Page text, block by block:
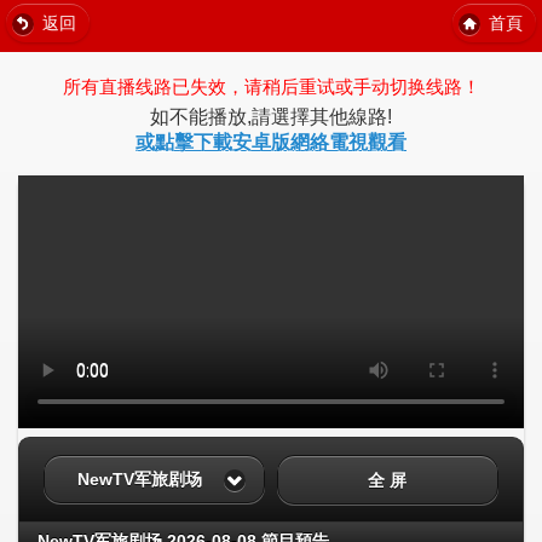
返回 首頁
所有直播线路已失效，请稍后重试或手动切换线路！
如不能播放,請選擇其他線路!
或點擊下載安卓版網絡電視觀看
NewTV军旅剧场 全 屏